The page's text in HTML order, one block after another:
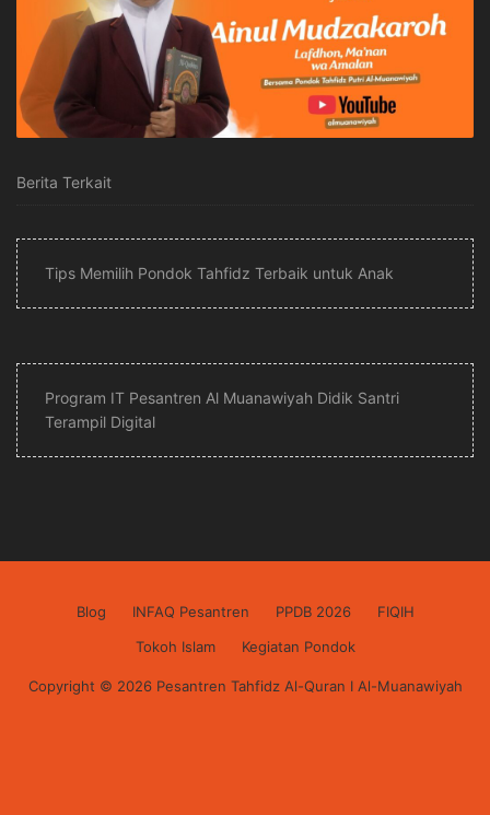
Berita Terkait
Tips Memilih Pondok Tahfidz Terbaik untuk Anak
Program IT Pesantren Al Muanawiyah Didik Santri
Terampil Digital
Blog INFAQ Pesantren PPDB 2026
FIQIH
Tokoh Islam
Kegiatan Pondok
Copyright © 2026 Pesantren Tahfidz Al-Quran I Al-Muanawiyah